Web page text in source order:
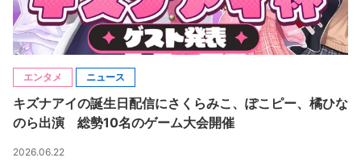
エンタメ ニュース
キズナアイの誕生日配信にさくらみこ、ぽこピー、橘ひな
のら出演 総勢10名のゲーム大会開催
2026.06.22